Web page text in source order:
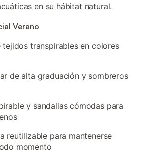
en su hábitat natural.
Verano
tejidos transpirables en colores
de alta graduación y sombreros
y sandalias cómodas para
reutilizable para mantenerse
momento